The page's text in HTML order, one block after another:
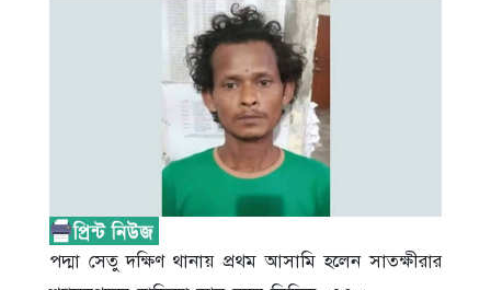
পদ্মা সেতু দক্ষিণ থানায় প্রথম আসামি হলেন সাতক্ষীরার